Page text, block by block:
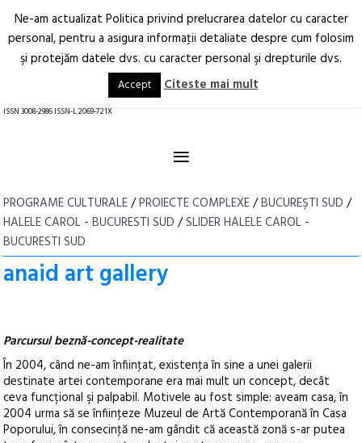
Arhitectură.
Oraș.
RO EN
ISSN 3008-2986 ISSN-L 2069-721X
≡
PROGRAME CULTURALE/PROIECTE COMPLEXE/BUCUREȘTI SUD /
HALELE CAROL - BUCURESTI SUD /SLIDER HALELE CAROL -
BUCURESTI SUD
anaid art gallery
Parcursul beznă-concept-realitate
În 2004, când ne-am înfiinţat, existenţa în sine a unei galerii
destinate artei contemporane era mai mult un concept, decât
ceva funcțional şi palpabil. Motivele au fost simple: aveam casa, în
2004 urma să se înfiinţeze Muzeul de Artă Contemporană în Casa
Poporului, în consecinţă ne-am gândit că această zonă s-ar putea
Ne-am actualizat Politica privind prelucrarea datelor cu caracter
personal, pentru a asigura informaţii detaliate despre cum folosim
şi protejăm datele dvs. cu caracter personal şi drepturile dvs.
Accept Citeste mai mult